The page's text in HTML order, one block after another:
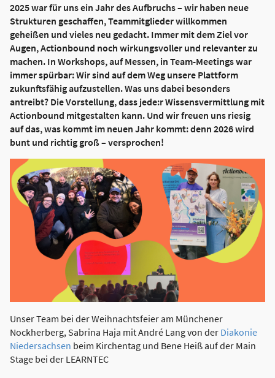
2025 war für uns ein Jahr des Aufbruchs – wir haben neue
Strukturen geschaffen, Teammitglieder willkommen
geheißen und vieles neu gedacht. Immer mit dem Ziel vor
Augen, Actionbound noch wirkungsvoller und relevanter zu
machen. In Workshops, auf Messen, in Team-Meetings war
immer spürbar: Wir sind auf dem Weg unsere Plattform
zukunftsfähig aufzustellen. Was uns dabei besonders
antreibt? Die Vorstellung, dass jede:r Wissensvermittlung mit
Actionbound mitgestalten kann. Und wir freuen uns riesig
auf das, was kommt im neuen Jahr kommt: denn 2026 wird
bunt und richtig groß – versprochen!
Unser Team bei der Weihnachtsfeier am Münchener
Nockherberg, Sabrina Haja mit André Lang von der Diakonie
Niedersachsen beim Kirchentag und Bene Heiß auf der Main
Stage bei der LEARNTEC